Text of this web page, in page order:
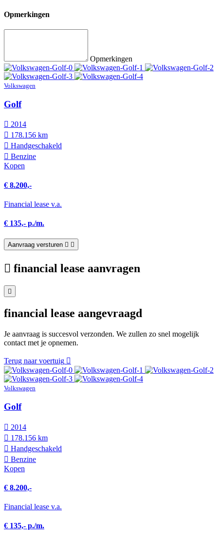
Opmerkingen
Opmerkingen
Volkswagen
Golf
2014
178.156 km
Hand­geschakeld
Benzine
Kopen
€ 8.200,-
Financial lease v.a.
€ 135,- p./m.
Aanvraag versturen
financial lease aanvragen
financial lease aangevraagd
Je aanvraag is succesvol verzonden. We zullen zo snel mogelijk
contact met je opnemen.
Terug naar voertuig
Volkswagen
Golf
2014
178.156 km
Hand­geschakeld
Benzine
Kopen
€ 8.200,-
Financial lease v.a.
€ 135,- p./m.